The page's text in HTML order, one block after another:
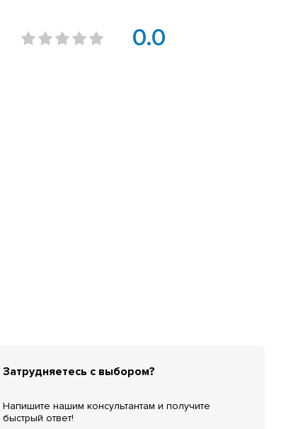
0.0
Затрудняетесь с выбором?
Напишите нашим консультантам и получите
быстрый ответ!